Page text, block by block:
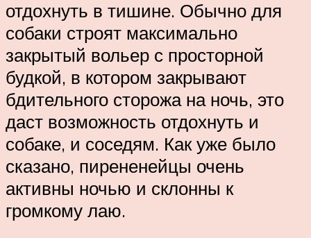
отдохнуть в тишине. Обычно для
собаки строят максимально
закрытый вольер с просторной
будкой, в котором закрывают
бдительного сторожа на ночь, это
даст возможность отдохнуть и
собаке, и соседям. Как уже было
сказано, пирененейцы очень
активны ночью и склонны к
громкому лаю.